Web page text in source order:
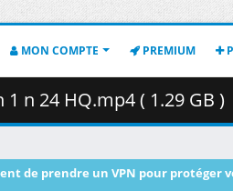
MON COMPTE PREMIUM
n 24 HQ.mp4 ( 1.29 GB )
de prendre un VPN pour